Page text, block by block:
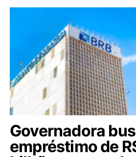
Governadora
empréstimo de